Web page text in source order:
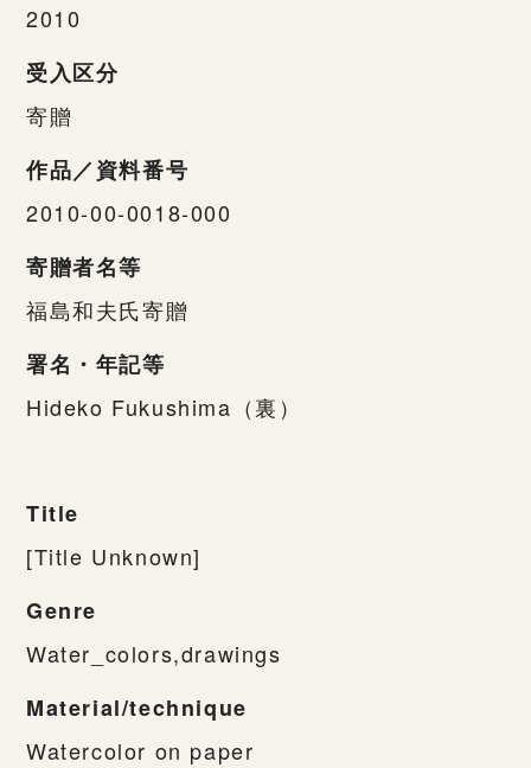
2010
受入区分
寄贈
作品／資料番号
2010-00-0018-000
寄贈者名等
福島和夫氏寄贈
署名・年記等
Hideko Fukushima（裏）
Title
[Title Unknown]
Genre
Water_colors,drawings
Material/technique
Watercolor on paper